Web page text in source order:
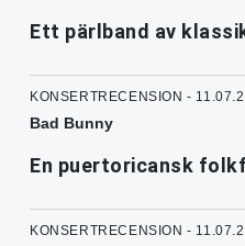
Ett pärlband av
KONSERTRECENSION -
Bad Bunny
En puertoricansk
KONSERTRECENSION -